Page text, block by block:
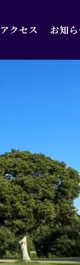
アクセス お知
WEB予約